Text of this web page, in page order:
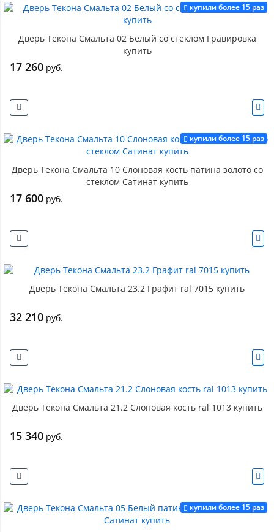
купили более 15 раз
Дверь Текона Смальта 02 Белый со стеклом Гравировка
купить
17 260 руб.
купили более 15 раз
Дверь Текона Смальта 10 Слоновая кость патина золото со
стеклом Сатинат купить
17 600 руб.
Дверь Текона Смальта 23.2 Графит ral 7015 купить
32 210 руб.
Дверь Текона Смальта 21.2 Слоновая кость ral 1013 купить
15 340 руб.
купили более 15 раз